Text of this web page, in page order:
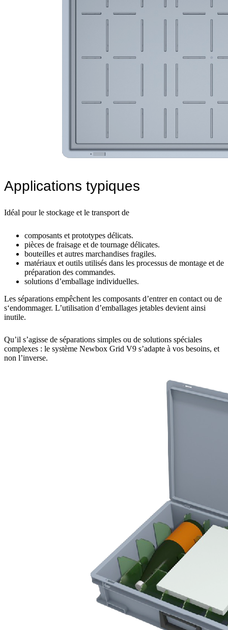
Applications typiques
Idéal pour le stockage et le transport de
composants et prototypes délicats.
pièces de fraisage et de tournage délicates.
bouteilles et autres marchandises fragiles.
matériaux et outils utilisés dans les processus de montage et de
préparation des commandes.
solutions d’emballage individuelles.
Les séparations empêchent les composants d’entrer en contact ou de
s‘endommager. L’utilisation d’emballages jetables devient ainsi
inutile.
Qu’il s’agisse de séparations simples ou de solutions spéciales
complexes : le système Newbox Grid V9 s’adapte à vos besoins, et
non l’inverse.